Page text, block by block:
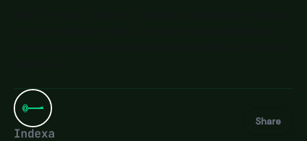
Indexa
Share